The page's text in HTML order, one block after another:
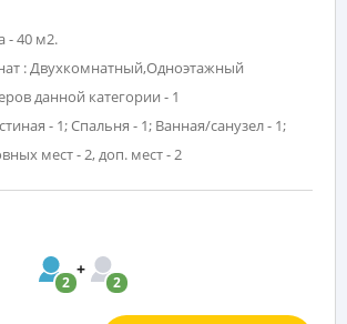
- 40 м2.
: Двухкомнатный,Одноэтажный
данной категории - 1
- 1; Спальня - 1; Ванная/санузел - 1;
мест - 2, доп. мест - 2
2 2